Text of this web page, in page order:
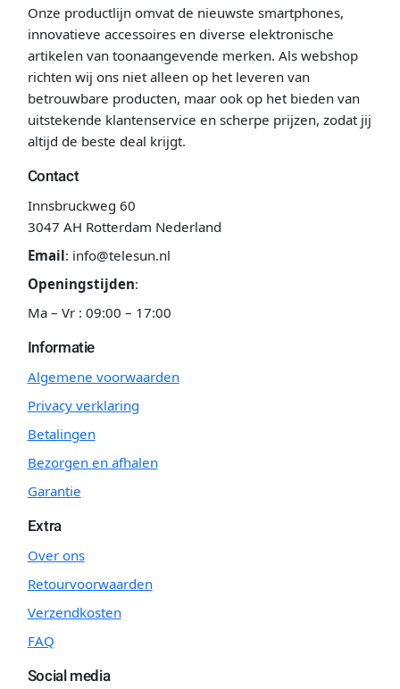
Onze productlijn omvat de nieuwste smartphones,
innovatieve accessoires en diverse elektronische
artikelen van toonaangevende merken. Als webshop
richten wij ons niet alleen op het leveren van
betrouwbare producten, maar ook op het bieden van
uitstekende klantenservice en scherpe prijzen, zodat jij
altijd de beste deal krijgt.
Contact
Innsbruckweg 60
3047 AH Rotterdam Nederland
Email: info@telesun.nl
Openingstijden:
Ma – Vr : 09:00 – 17:00
Informatie
Algemene voorwaarden
Privacy verklaring
Betalingen
Bezorgen en afhalen
Garantie
Extra
Over ons
Retourvoorwaarden
Verzendkosten
FAQ
Social media